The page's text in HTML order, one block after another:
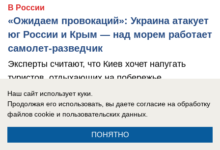
В России
«Ожидаем провокаций»: Украина атакует
юг России и Крым — над морем работает
самолет-разведчик
Эксперты считают, что Киев хочет напугать
туристов, отдыхающих на побережье.
Наш сайт использует куки.
Продолжая его использовать, вы даете согласие на обработку
файлов cookie и пользовательских данных.
ПОНЯТНО